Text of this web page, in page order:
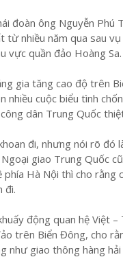
đoàn ông Nguyễn Phú
từ nhiều năm qua sau
vực quần đảo Hoàng Sa.
gia tăng cao độ trên
nhiều cuộc biểu tình
dân Trung Quốc
đi, nhưng nói rõ đó
giao Trung Quốc
Hà Nội thì cho rằng
đi.
động quan hệ Việt
trên Biển Đông, cho
như giao thông hàng